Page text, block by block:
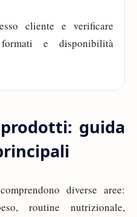
cliente e verificare
e disponibilità
guida
diverse aree:
routine nutrizionale,